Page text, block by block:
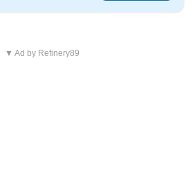
▼ Ad by Refinery89